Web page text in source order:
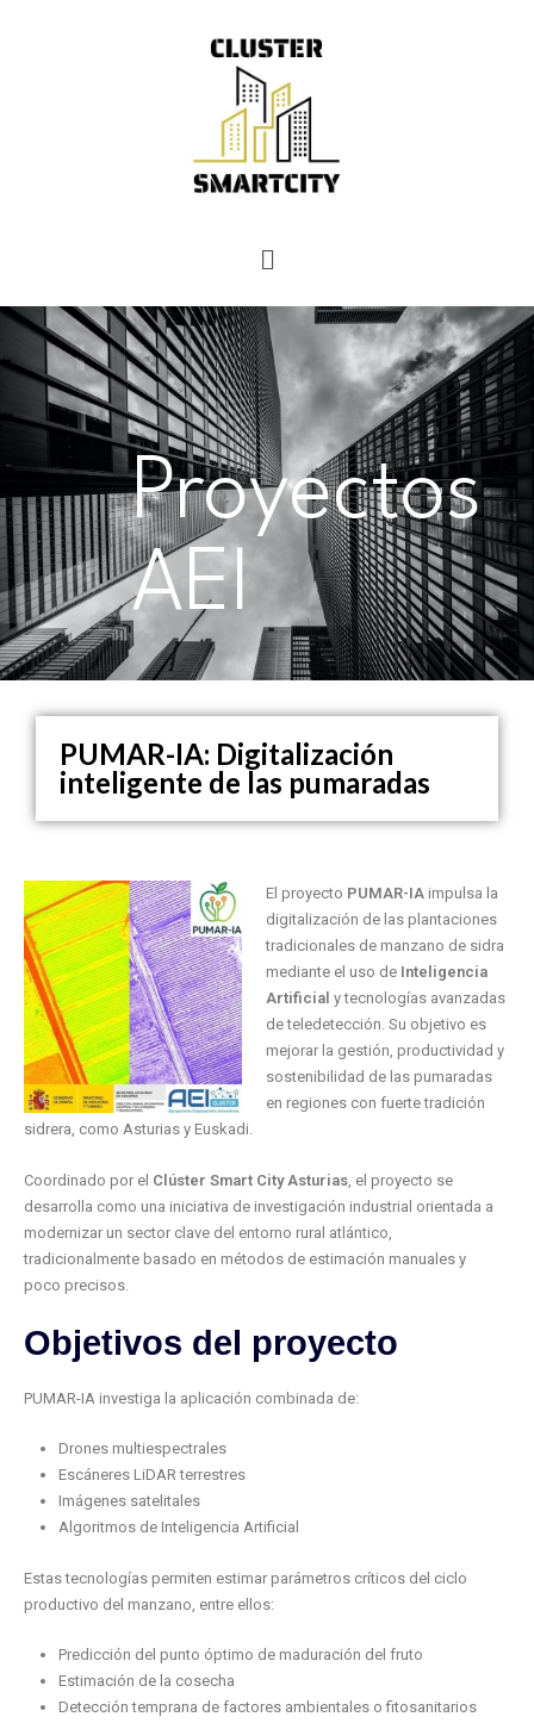
Proyectos
AEI
PUMAR-IA: Digitalización
inteligente de las pumaradas
El proyecto PUMAR-IAimpulsa la
digitalización de las plantaciones
tradicionales de manzano de sidra
mediante el uso de Inteligencia
Artificial y tecnologías avanzadas
de teledetección. Su objetivo es
mejorar la gestión, productividad y
sostenibilidad de las pumaradas
en regiones con fuerte tradición
sidrera, como Asturias y Euskadi.
Coordinado por el Clúster Smart City Asturias , el proyecto se
desarrolla como una iniciativa de investigación industrial orientada a
modernizar un sector clave del entorno rural atlántico,
tradicionalmente basado en métodos de estimación manuales y
poco precisos.
Objetivos del proyecto
PUMAR-IA investiga la aplicación combinada de:
Drones multiespectrales
Escáneres LiDAR terrestres
Imágenes satelitales
Algoritmos de Inteligencia Artificial
Estas tecnologías permiten estimar parámetros críticos del ciclo
productivo del manzano, entre ellos:
Predicción del punto óptimo de maduración del fruto
Estimación de la cosecha
Detección temprana de factores ambientales o fitosanitarios